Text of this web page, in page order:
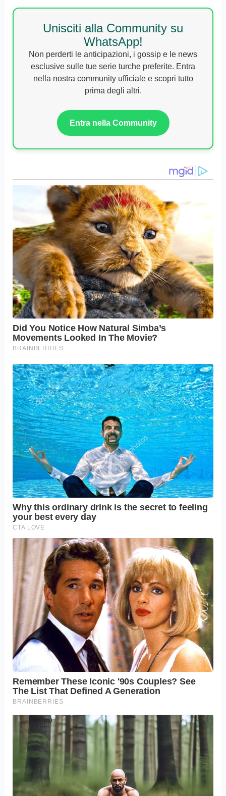
Unisciti alla Community su
WhatsApp!
Non perderti le anticipazioni, i gossip e le news
esclusive sulle tue serie turche preferite. Entra
nella nostra community ufficiale e scopri tutto
prima degli altri.
Entra nella Community